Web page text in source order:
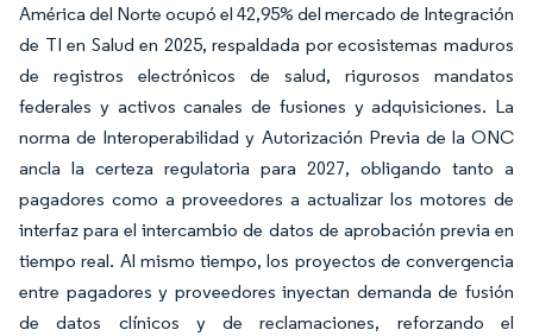
América del Norte ocupó el 42,95% del mercado de Integración
de TI en Salud en 2025, respaldada por ecosistemas maduros
de registros electrónicos de salud, rigurosos mandatos
federales y activos canales de fusiones y adquisiciones. La
norma de Interoperabilidad y Autorización Previa de la ONC
ancla la certeza regulatoria para 2027, obligando tanto a
pagadores como a proveedores a actualizar los motores de
interfaz para el intercambio de datos de aprobación previa en
tiempo real. Al mismo tiempo, los proyectos de convergencia
entre pagadores y proveedores inyectan demanda de fusión
de datos clínicos y de reclamaciones, reforzando el